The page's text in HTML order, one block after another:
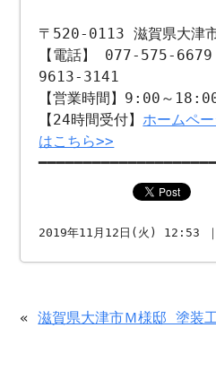
〒520-0113 滋賀県大津
【電話】 077-575-
9613-3141
【営業時間】9:00～
【24時間受付】ホームペ
はこちら>>
2019年11月12日(火) 12:53
«滋賀県大津市Ｍ様邸 塗装